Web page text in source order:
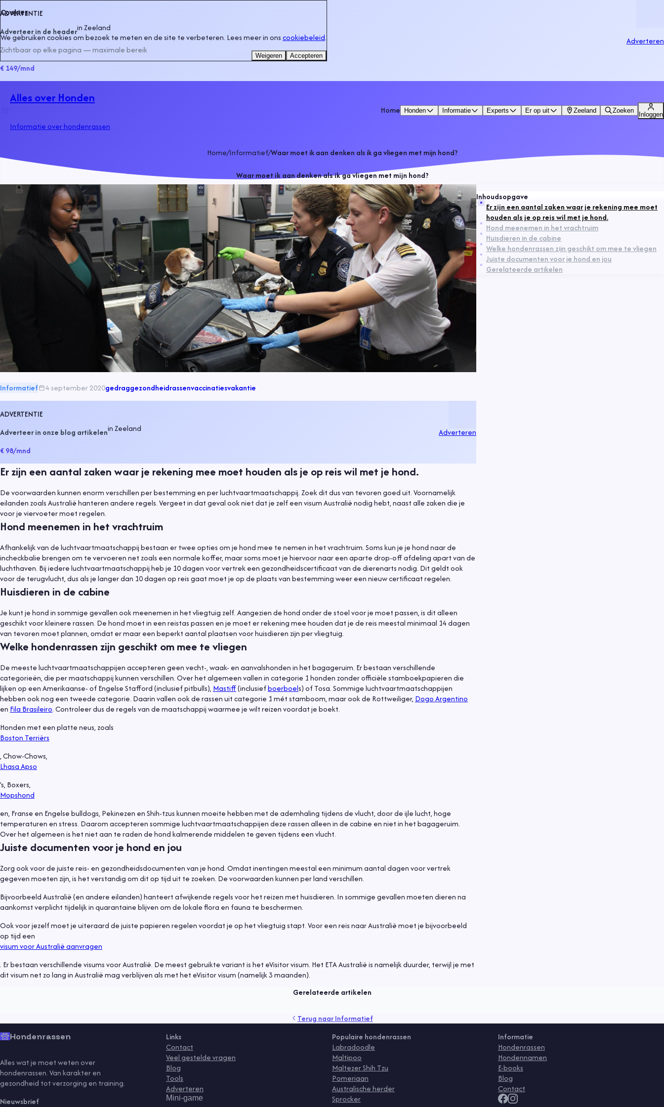
ADVERTENTIE
Adverteer in de headerinZeeland
Zichtbaar op elke pagina — maximale bereik
€ 149/mnd
Adverteren
Alles over Honden
Informatie over hondenrassen
Home Honden Informatie Experts Er op uit Zeeland Zoeken
Inloggen
Home/Informatief/Waar moet ik aan denken als ik ga vliegen met mijn hond?
Waar moet ik aan denken als ik ga vliegen met mijn hond?
Informatief 4 september 2020gedraggezondheidrassenvaccinatiesvakantie
ADVERTENTIE
Adverteer in onze blog artikeleninZeeland
€ 98/mnd
Adverteren
Er zijn een aantal zaken waar je rekening mee moet houden als je op reis wil met je hond.
De voorwaarden kunnen enorm verschillen per bestemming en per luchtvaartmaatschappij. Zoek dit dus van tevoren goed uit. Voornamelijk
eilanden zoals Australië hanteren andere regels. Vergeet in dat geval ook niet dat je zelf een visum Australië nodig hebt, naast alle zaken die je
voor je viervoeter moet regelen.
Hond meenemen in het vrachtruim
Afhankelijk van de luchtvaartmaatschappij bestaan er twee opties om je hond mee te nemen in het vrachtruim. Soms kun je je hond naar de
incheckbalie brengen om te vervoeren net zoals een normale koffer, maar soms moet je hiervoor naar een aparte drop-off afdeling apart van de
luchthaven. Bij iedere luchtvaartmaatschappij heb je 10 dagen voor vertrek een gezondheidscertificaat van de dierenarts nodig. Dit geldt ook
voor de terugvlucht, dus als je langer dan 10 dagen op reis gaat moet je op de plaats van bestemming weer een nieuw certificaat regelen.
Huisdieren in de cabine
Je kunt je hond in sommige gevallen ook meenemen in het vliegtuig zelf. Aangezien de hond onder de stoel voor je moet passen, is dit alleen
geschikt voor kleinere rassen. De hond moet in een reistas passen en je moet er rekening mee houden dat je de reis meestal minimaal 14 dagen
van tevoren moet plannen, omdat er maar een beperkt aantal plaatsen voor huisdieren zijn per vliegtuig.
Welke hondenrassen zijn geschikt om mee te vliegen
De meeste luchtvaartmaatschappijen accepteren geen vecht-, waak- en aanvalshonden in het bagageruim. Er bestaan verschillende
categorieën, die per maatschappij kunnen verschillen. Over het algemeen vallen in categorie 1 honden zonder officiële stamboekpapieren die
lijken op een Amerikaanse- of Engelse Stafford (inclusief pitbulls), Mastiff(inclusiefboerboels) of Tosa. Sommige luchtvaartmaatschappijen
hebben ook nog een tweede categorie. Daarin vallen ook de rassen uit categorie 1 mét stamboom, maar ook de Rottweiliger, Dogo Argentino
en Fila Brasileiro. Controleer dus de regels van de maatschappij waarmee je wilt reizen voordat je boekt.
Honden met een platte neus, zoals
Boston Terriërs
, Chow-Chows,
Lhasa Apso
’s, Boxers,
Mopshond
en, Franse en Engelse bulldogs, Pekinezen en Shih-tzus kunnen moeite hebben met de ademhaling tijdens de vlucht, door de ijle lucht, hoge
temperaturen en stress. Daarom accepteren sommige luchtvaartmaatschappijen deze rassen alleen in de cabine en niet in het bagageruim.
Over het algemeen is het niet aan te raden de hond kalmerende middelen te geven tijdens een vlucht.
Juiste documenten voor je hond en jou
Zorg ook voor de juiste reis- en gezondheidsdocumenten van je hond. Omdat inentingen meestal een minimum aantal dagen voor vertrek
gegeven moeten zijn, is het verstandig om dit op tijd uit te zoeken. De voorwaarden kunnen per land verschillen.
Bijvoorbeeld Australië (en andere eilanden) hanteert afwijkende regels voor het reizen met huisdieren. In sommige gevallen moeten dieren na
aankomst verplicht tijdelijk in quarantaine blijven om de lokale flora en fauna te beschermen.
Ook voor jezelf moet je uiteraard de juiste papieren regelen voordat je op het vliegtuig stapt. Voor een reis naar Australië moet je bijvoorbeeld
op tijd een
visum voor Australië aanvragen
. Er bestaan verschillende visums voor Australië. De meest gebruikte variant is het eVisitor visum. Het ETA Australië is namelijk duurder, terwijl je met
dit visum net zo lang in Australië mag verblijven als met het eVisitor visum (namelijk 3 maanden).
Inhoudsopgave
Er zijn een aantal zaken waar je rekening mee moet
houden als je op reis wil met je hond.
Hond meenemen in het vrachtruim
Huisdieren in de cabine
Welke hondenrassen zijn geschikt om mee te vliegen
Juiste documenten voor je hond en jou
Gerelateerde artikelen
Gerelateerde artikelen
Informatief 6 juli 2021
Hond uit asiel, waar moet je op letten?
Terug naarInformatief
Hondenrassen
Alles wat je moet weten over
hondenrassen. Van karakter en
gezondheid tot verzorging en training.
Nieuwsbrief
Links
Contact
Veel gestelde vragen
Blog
Tools
Adverteren
Mini-game
Populaire hondenrassen
Labradoodle
Maltipoo
Maltezer Shih Tzu
Pomeriaan
Australische herder
Sprocker
Informatie
Hondenrassen
Hondennamen
E-books
Blog
Contact
Cookies
We gebruiken cookies om bezoek te meten en de site te verbeteren. Lees meer in onscookiebeleid.
Weigeren Accepteren